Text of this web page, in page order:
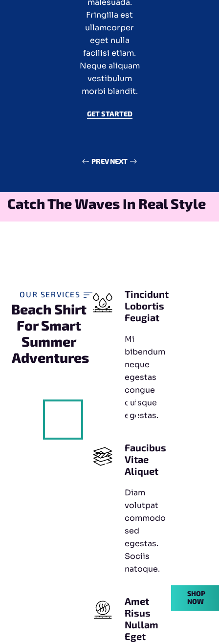
malesuada.
Fringilla est
ullamcorper
eget nulla
facilisi etiam.
Neque aliquam
vestibulum
morbi blandit.
GET STARTED
Arcu vitae
elementum
curabitur vitae.
Et odio
pellentesque
diam volutpat
commodo sed
egestas.
GET STARTED
at erat
pellentesque
adipiscing
commodo elit
at. Sapien et
ligula
ullamcorper
malesuada.
GET STARTED
PREVNEXT
In Real Style Premium
OUR SERVICES
Beach Shirt
For Smart
Summer
Adventures
Tincidunt
Lobortis
Feugiat
Mi
bibendum
neque
egestas
congue
quisque
egestas.
Faucibus
Vitae
Aliquet
Diam
volutpat
commodo
sed
egestas.
Sociis
natoque.
Amet
Risus
Nullam
Eget
SHOP
NOW